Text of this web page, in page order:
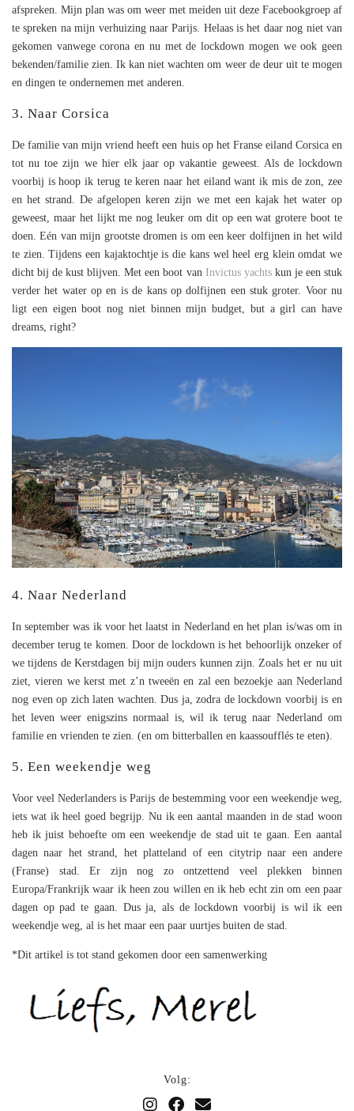
afspreken. Mijn plan was om weer met meiden uit deze Facebookgroep af
te spreken na mijn verhuizing naar Parijs. Helaas is het daar nog niet van
gekomen vanwege corona en nu met de lockdown mogen we ook geen
bekenden/familie zien. Ik kan niet wachten om weer de deur uit te mogen
en dingen te ondernemen met anderen.
3. Naar Corsica
De familie van mijn vriend heeft een huis op het Franse eiland Corsica en
tot nu toe zijn we hier elk jaar op vakantie geweest. Als de lockdown
voorbij is hoop ik terug te keren naar het eiland want ik mis de zon, zee
en het strand. De afgelopen keren zijn we met een kajak het water op
geweest, maar het lijkt me nog leuker om dit op een wat grotere boot te
doen. Eén van mijn grootste dromen is om een keer dolfijnen in het wild
te zien. Tijdens een kajaktochtje is die kans wel heel erg klein omdat we
dicht bij de kust blijven. Met een boot van Invictus yachtskun je een stuk
verder het water op en is de kans op dolfijnen een stuk groter. Voor nu
ligt een eigen boot nog niet binnen mijn budget, but a girl can have
dreams, right?
4. Naar Nederland
In september was ik voor het laatst in Nederland en het plan is/was om in
december terug te komen. Door de lockdown is het behoorlijk onzeker of
we tijdens de Kerstdagen bij mijn ouders kunnen zijn. Zoals het er nu uit
ziet, vieren we kerst met z’n tweeën en zal een bezoekje aan Nederland
nog even op zich laten wachten. Dus ja, zodra de lockdown voorbij is en
het leven weer enigszins normaal is, wil ik terug naar Nederland om
familie en vrienden te zien. (en om bitterballen en kaassoufflés te eten).
5. Een weekendje weg
Voor veel Nederlanders is Parijs de bestemming voor een weekendje weg,
iets wat ik heel goed begrijp. Nu ik een aantal maanden in de stad woon
heb ik juist behoefte om een weekendje de stad uit te gaan. Een aantal
dagen naar het strand, het platteland of een citytrip naar een andere
(Franse) stad. Er zijn nog zo ontzettend veel plekken binnen
Europa/Frankrijk waar ik heen zou willen en ik heb echt zin om een paar
dagen op pad te gaan. Dus ja, als de lockdown voorbij is wil ik een
weekendje weg, al is het maar een paar uurtjes buiten de stad.
*Dit artikel is tot stand gekomen door een samenwerking
Volg: